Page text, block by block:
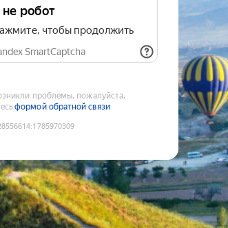
Я не робот
чтобы продолжить
SmartCaptcha
проблемы, пожалуйста,
формой обратной связи
:1785970309